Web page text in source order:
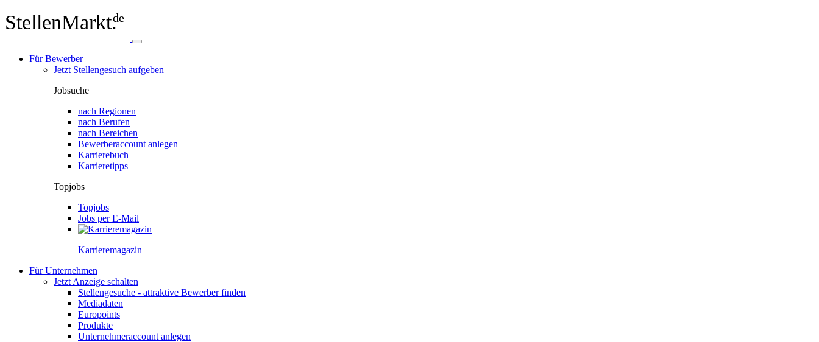
StellenMarkt.de
Für Bewerber
Jetzt Stellengesuch aufgeben
Jobsuche
nach Regionen
nach Berufen
nach Bereichen
Bewerberaccount anlegen
Karrierebuch
Karrieretipps
Topjobs
Topjobs
Jobs per E-Mail
Karriere­magazin
Für Unternehmen
Jetzt Anzeige schalten
Stellengesuche - attraktive Bewerber finden
Mediadaten
Europoints
Produkte
Unternehmeraccount anlegen